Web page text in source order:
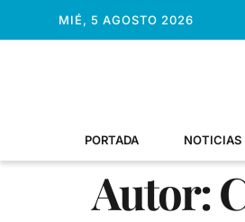
MIÉ, 5 AGOSTO 2026
PORTADA NOTICIAS
Autor: